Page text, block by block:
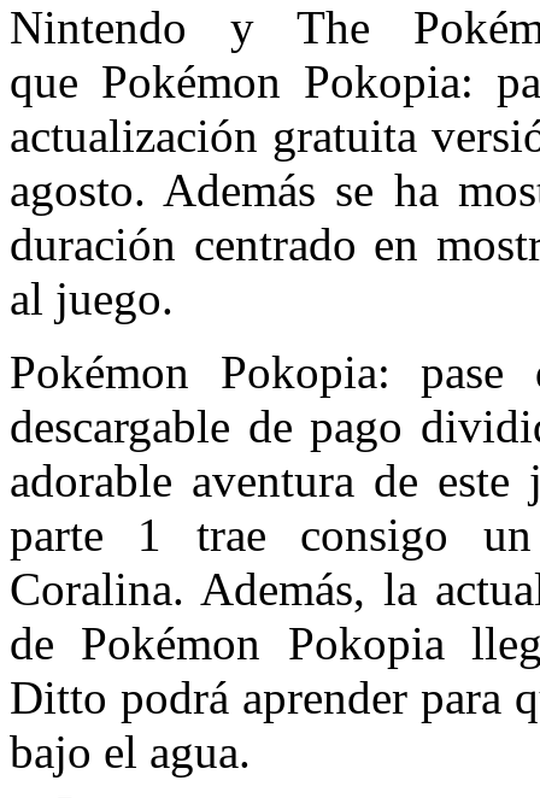
Nintendo y The
que Pokémon Pokopia:
actualización gratuita
agosto. Además se ha
duración centrado en
al juego.
Pokémon Pokopia:
descargable de pago
adorable aventura de
parte 1 trae consigo
Coralina. Además, la
de Pokémon Pokopia
Ditto podrá aprender para
bajo el agua.